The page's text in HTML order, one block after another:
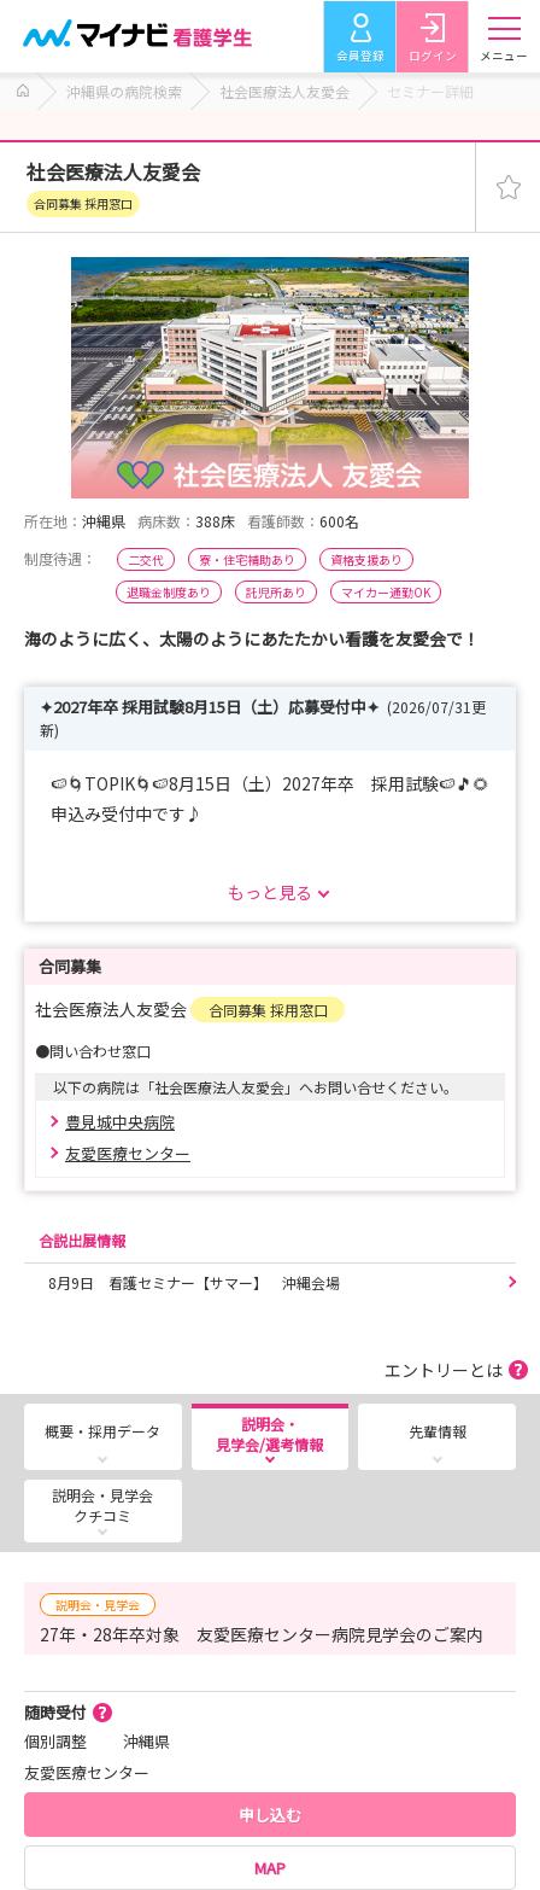
会員登録 ログイン メニュー
沖縄県の病院検索 社会医療法人友愛会 セミナー詳細
社会医療法人友愛会
合同募集 採用窓口
所在地： 沖縄県 病床数： 388床 看護師数： 600名
制度待遇：
二交代 寮・住宅補助あり
資格支援あり
退職金制度あり
託児所あり マイカー通勤OK
海のように広く、太陽のようにあたたかい看護を友愛会で！
✦2027年卒 採用試験8月15日（土）応募受付中✦ (2026/07/31更
新)
🍉🌀TOPIK🌀🍉8月15日（土）2027年卒 採用試験🍉🎵🌻
申込み受付中です♪
友愛の心で人間性豊かな職場環境をつくり
自分が受けたい援助を患者さんへ提供する
〜心の声に耳を傾けよう〜
ーーーーーーーー
【日時】2026年8月15日（土）
1次：書類選考（提出書類にて選考）
2次：対面面接予定
遠方の方はオンラインにて面接可能です🥳
※詳しくはお募集要項をご確認ください
ーーーーーーーー
8月15日(土)
10月10日(土)
11月21日(土)
【場所】友愛医療センター ☎️098−850−3811
〒901−0224 沖縄県豊見城市字与根50番地212
【時間】
もっと見る
合同募集
社会医療法人友愛会
合同募集 採用窓口
●問い合わせ窓口
以下の病院は「社会医療法人友愛会」へお問い合せください。
豊見城中央病院
友愛医療センター
合説出展情報
8月9日 看護セミナー【サマー】 沖縄会場
エントリーとは
概要・採用データ
説明会・
見学会/選考情報
先輩情報
説明会・見学会
クチコミ
説明会・見学会
27年・28年卒対象 友愛医療センター病院見学会のご案内
随時受付
個別調整
沖縄県
友愛医療センター
申し込む
MAP